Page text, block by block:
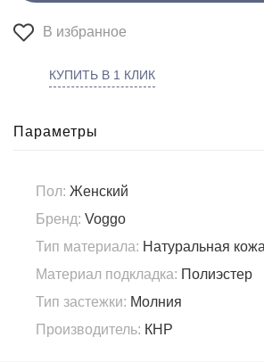
В избранное
КУПИТЬ В 1 КЛИК
Параметры
Пол: Женский
Бренд: Voggo
Тип материала: Натуральная
Материал подкладка: Полиэстер
Тип застежки: Молния
Производитель: КНР